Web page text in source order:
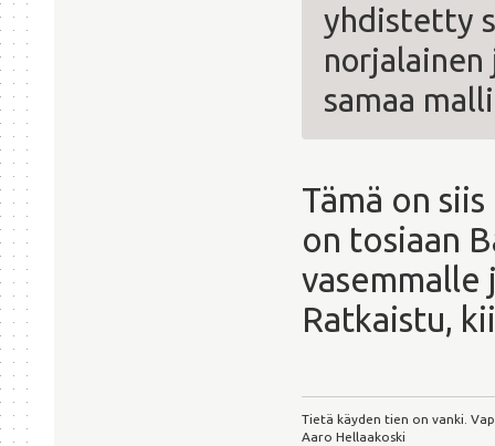
yhdistetty
samaa
Tämä on
on tosiaan
Ratkaistu,
Tietä käyden tien on vanki.
Aaro Hellaakoski